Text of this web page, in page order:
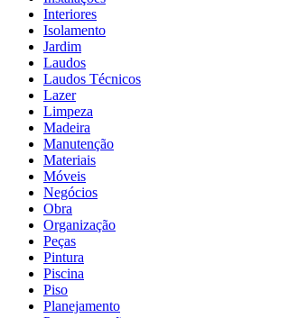
Interiores
Isolamento
Jardim
Laudos
Laudos Técnicos
Lazer
Limpeza
Madeira
Manutenção
Materiais
Móveis
Negócios
Obra
Organização
Peças
Pintura
Piscina
Piso
Planejamento